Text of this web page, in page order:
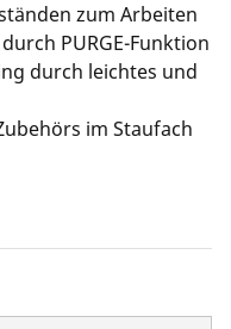
zum Arbeiten
PURGE-Funktion
durch leichtes und
im Staufach